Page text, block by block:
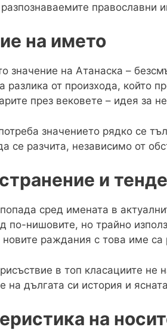
разпознаваемите
на името
значение на Атанаска –
разлика от произхода, който
през вековете – идея за
значението рядко се
се разчита, независимо от
и
сред имената в
по-нишовите, но трайно
новите раждания с това име са
в топ класациите не
на дългата си история и
на